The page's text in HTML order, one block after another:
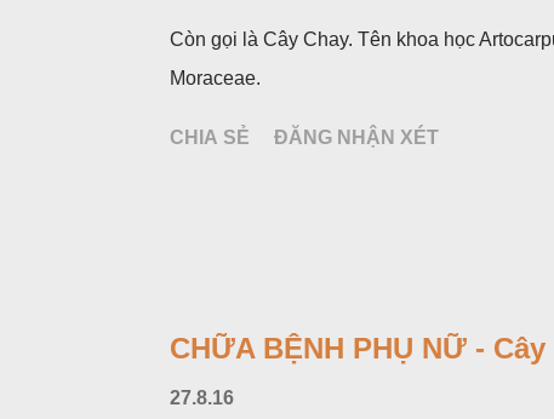
Còn gọi là Cây Chay. Tên khoa học
Moraceae.
CHIA SẺ ĐĂNG NHẬN XÉT
CHỮA BỆNH PHỤ NỮ -
27.8.16